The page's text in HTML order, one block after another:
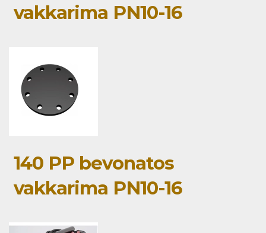
vakkarima PN10-16
140 PP bevonatos
vakkarima PN10-16